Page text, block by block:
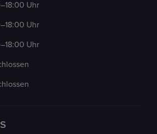
Uhr
Uhr
Uhr